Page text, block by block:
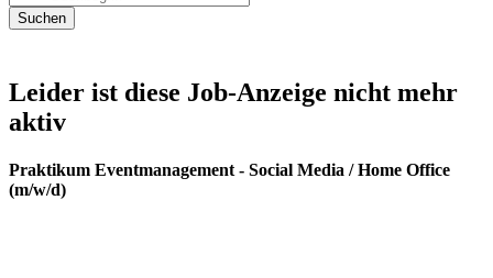
Leider ist diese Job-Anzeige nicht mehr
aktiv
Praktikum Eventmanagement - Social Media / Home Office
(m/w/d)